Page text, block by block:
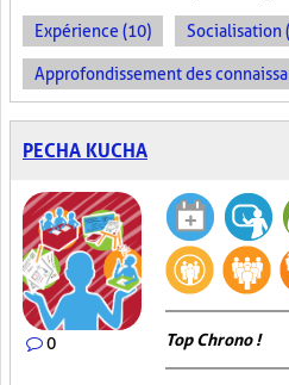
Expérience (10) Socialisation
Approfondissement des
PECHA KUCHA
0 Top Chrono !